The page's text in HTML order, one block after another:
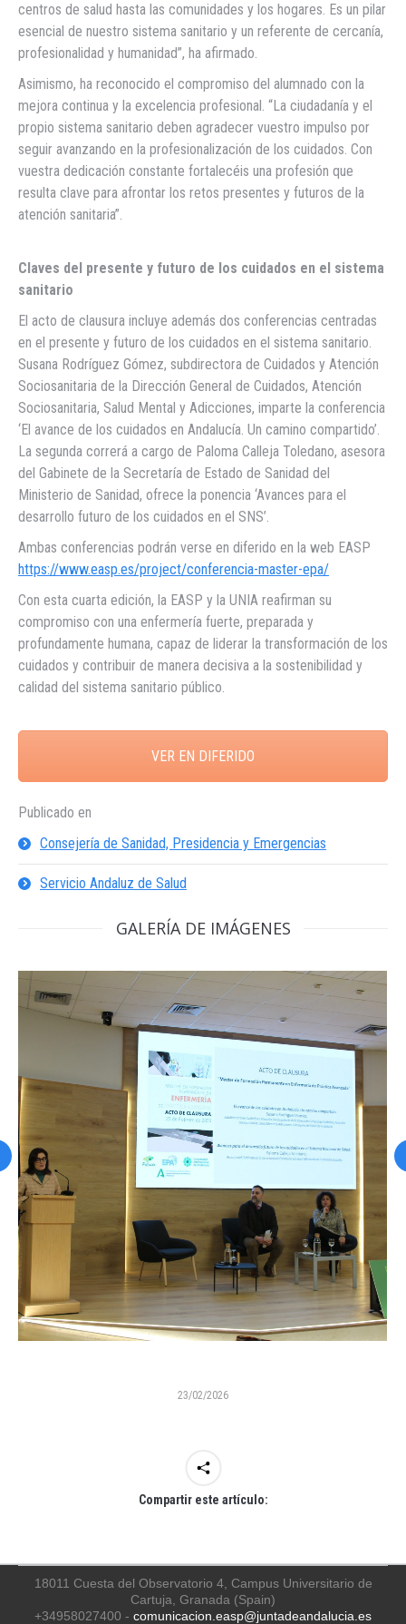
centros de salud hasta las comunidades y los hogares. Es un pilar
esencial de nuestro sistema sanitario y un referente de cercanía,
profesionalidad y humanidad”, ha afirmado.
Asimismo, ha reconocido el compromiso del alumnado con la
mejora continua y la excelencia profesional. “La ciudadanía y el
propio sistema sanitario deben agradecer vuestro impulso por
seguir avanzando en la profesionalización de los cuidados. Con
vuestra dedicación constante fortalecéis una profesión que
resulta clave para afrontar los retos presentes y futuros de la
atención sanitaria”.
Claves del presente y futuro de los cuidados en el sistema
sanitario
El acto de clausura incluye además dos conferencias centradas
en el presente y futuro de los cuidados en el sistema sanitario.
Susana Rodríguez Gómez, subdirectora de Cuidados y Atención
Sociosanitaria de la Dirección General de Cuidados, Atención
Sociosanitaria, Salud Mental y Adicciones, imparte la conferencia
‘El avance de los cuidados en Andalucía. Un camino compartido’.
La segunda correrá a cargo de Paloma Calleja Toledano, asesora
del Gabinete de la Secretaría de Estado de Sanidad del
Ministerio de Sanidad, ofrece la ponencia ‘Avances para el
desarrollo futuro de los cuidados en el SNS’.
Ambas conferencias podrán verse en diferido en la web EASP
https://www.easp.es/project/conferencia-master-epa/
Con esta cuarta edición, la EASP y la UNIA reafirman su
compromiso con una enfermería fuerte, preparada y
profundamente humana, capaz de liderar la transformación de los
cuidados y contribuir de manera decisiva a la sostenibilidad y
calidad del sistema sanitario público.
VER EN DIFERIDO
Publicado en
Consejería de Sanidad, Presidencia y Emergencias
Servicio Andaluz de Salud
GALERÍA DE IMÁGENES
23/02/2026
Compartir este artículo:
18011 Cuesta del Observatorio 4, Campus Universitario de
Cartuja, Granada (Spain)
+34958027400 - comunicacion.easp@juntadeandalucia.es